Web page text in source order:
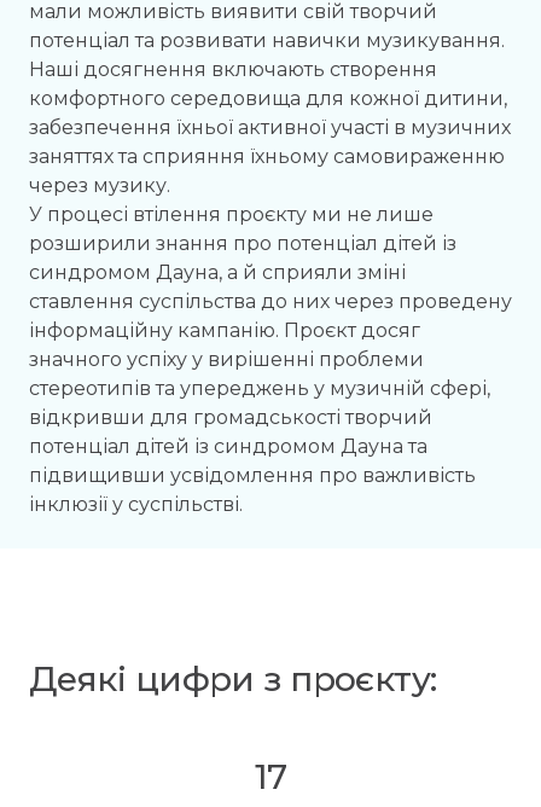
мали можливість виявити свій творчий
потенціал та розвивати навички музикування.
Наші досягнення включають створення
комфортного середовища для кожної дитини,
забезпечення їхньої активної участі в музичних
заняттях та сприяння їхньому самовираженню
через музику.
У процесі втілення проєкту ми не лише
розширили знання про потенціал дітей із
синдромом Дауна, а й сприяли зміні
ставлення суспільства до них через проведену
інформаційну кампанію. Проєкт досяг
значного успіху у вирішенні проблеми
стереотипів та упереджень у музичній сфері,
відкривши для громадськості творчий
потенціал дітей із синдромом Дауна та
підвищивши усвідомлення про важливість
інклюзії у суспільстві.
Деякі цифри з проєкту:
17